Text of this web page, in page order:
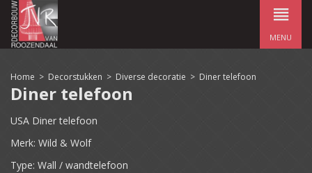
MENU
Home > Decorstukken > Diverse decoratie > Diner telefoon
Diner telefoon
USA Diner telefoon
Merk: Wild & Wolf
Type: Wall / wandtelefoon